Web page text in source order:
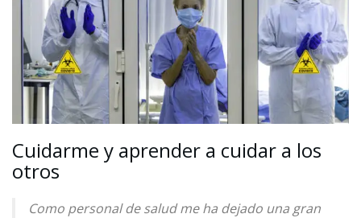
Cuidarme y aprender a cuidar a los
otros
Como personal de salud me ha dejado una gran